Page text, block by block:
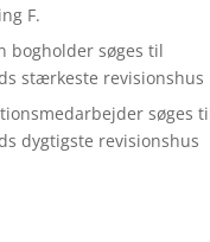
F.
bogholder søges til
stærkeste revisionshus
søges
dygtigste revisionshus